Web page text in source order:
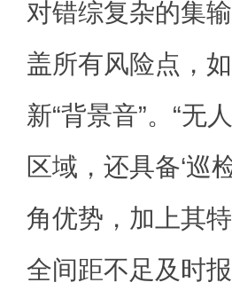
对错综复杂的集
盖所有风险点，
新“背景音”。“无
区域，还具备‘巡
角优势，加上其
全间距不足及时